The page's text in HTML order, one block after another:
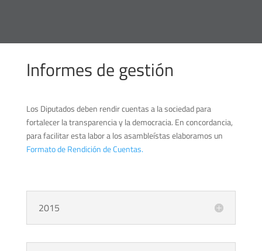
Informes de gestión
Los Diputados deben rendir cuentas a la sociedad para
fortalecer la transparencia y la democracia. En concordancia,
para facilitar esta labor a los asambleístas elaboramos un
Formato de Rendición de Cuentas.
2015